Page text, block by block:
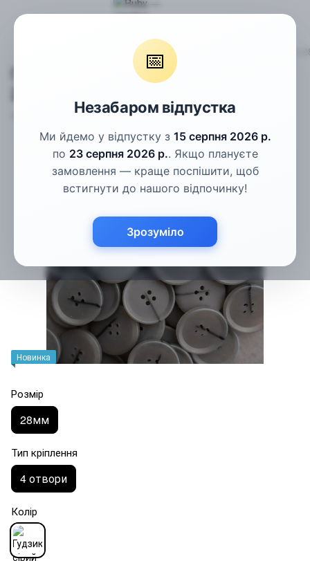
📅
Незабаром відпустка
Ми йдемо у відпустку з 15 серпня 2026 р.
по 23 серпня 2026 р.. Якщо плануєте
замовлення — краще поспішити, щоб
встигнути до нашого відпочинку!
Зрозуміло
Пальтові гудзики Гудзик сірий з чорною рискою
Гудзик сірий з чорною рискою
28мм
ПГ-154 Написати відгук
Новинка
Розмір
28мм
Тип кріплення
4 отвори
Колір